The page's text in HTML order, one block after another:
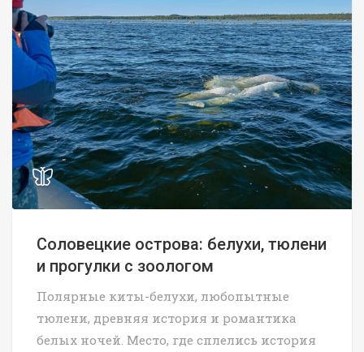
Соловецкие острова: белухи, тюлени
и прогулки с зоологом
Полярные киты-белухи, любопытные
тюлени, древняя история и романтика
белых ночей. Место, где сплелись история